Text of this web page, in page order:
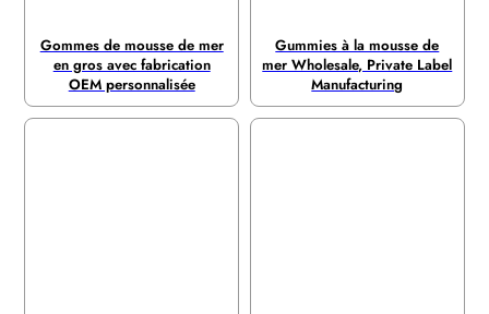
Gommes de mousse de mer
en gros avec fabrication
OEM personnalisée
Gummies à la mousse de
mer Wholesale, Private Label
Manufacturing